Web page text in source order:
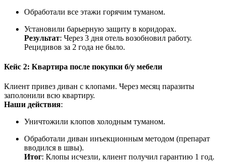
Обработали все этажи горячим туманом.
Установили барьерную защиту в коридорах.
Результат: Через 3 дня отель возобновил работу.
Рецидивов за 2 года не было.
Кейс 2: Квартира после покупки б/у мебели
Клиент привез диван с клопами. Через месяц паразиты
заполонили всю квартиру.
Наши действия:
Уничтожили клопов холодным туманом.
Обработали диван инъекционным методом (препарат
вводился в швы).
Итог: Клопы исчезли, клиент получил гарантию 1 год.